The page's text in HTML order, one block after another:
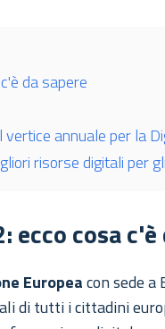
da sapere
annuale per la
risorse digitali per
ecco cosa
Europeacon sede
di tutti i cittadini